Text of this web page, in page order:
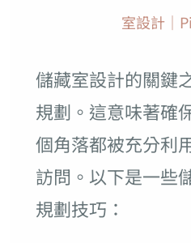
室設計｜
儲藏室設計的關鍵
規劃。這意味著確
個角落都被充分利
訪問。以下是一些
規劃技巧：